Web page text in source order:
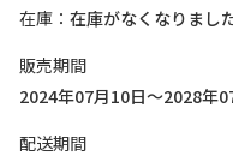
在庫
在庫がなくなりました
販売期間
2024年07月10日～2028年
配送期間